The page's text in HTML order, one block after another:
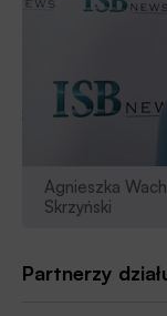
Agnieszka
Skrzyński
Partnerzy